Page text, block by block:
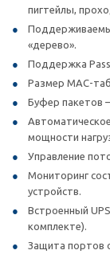
пигтейлы,
«дерево».
Поддержка
Размер МАС-
Буфер пакетов
мощности
Управление
Мониторинг
устройств.
Встроенный
комплекте).
Защита портов